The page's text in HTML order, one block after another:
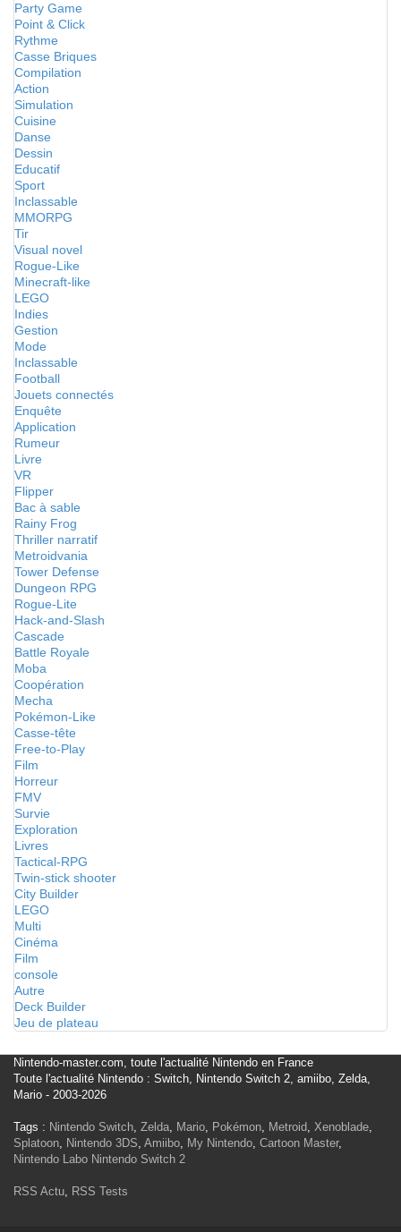
Party Game
Point & Click
Rythme
Casse Briques
Compilation
Action
Simulation
Cuisine
Danse
Dessin
Educatif
Sport
Inclassable
MMORPG
Tir
Visual novel
Rogue-Like
Minecraft-like
LEGO
Indies
Gestion
Mode
Inclassable
Football
Jouets connectés
Enquête
Application
Rumeur
Livre
VR
Flipper
Bac à sable
Rainy Frog
Thriller narratif
Metroidvania
Tower Defense
Dungeon RPG
Rogue-Lite
Hack-and-Slash
Cascade
Battle Royale
Moba
Coopération
Mecha
Pokémon-Like
Casse-tête
Free-to-Play
Film
Horreur
FMV
Survie
Exploration
Livres
Tactical-RPG
Twin-stick shooter
City Builder
LEGO
Multi
Cinéma
Film
console
Autre
Deck Builder
Jeu de plateau
Nintendo-master.com, toute l'actualité Nintendo en France
Toute l'actualité Nintendo : Switch, Nintendo Switch 2, amiibo, Zelda,
Mario - 2003-2026
Tags : Nintendo Switch, Zelda, Mario, Pokémon, Metroid, Xenoblade,
Splatoon, Nintendo 3DS, Amiibo, My Nintendo, Cartoon Master,
Nintendo Labo Nintendo Switch 2
RSS Actu, RSS Tests